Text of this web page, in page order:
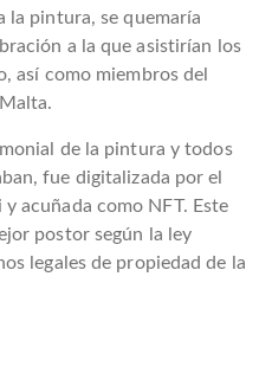
la pintura, se quemaría
a la que asistirían los
así como miembros del
de la pintura y todos
fue digitalizada por el
acuñada como NFT. Este
postor según la ley
legales de propiedad de la